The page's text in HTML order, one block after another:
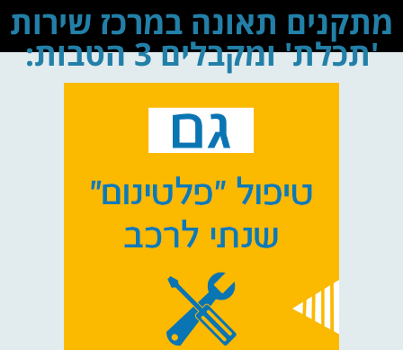
מתקנים תאונה במרכז שירות
'תכלת' ומקבלים 3 הטבות: